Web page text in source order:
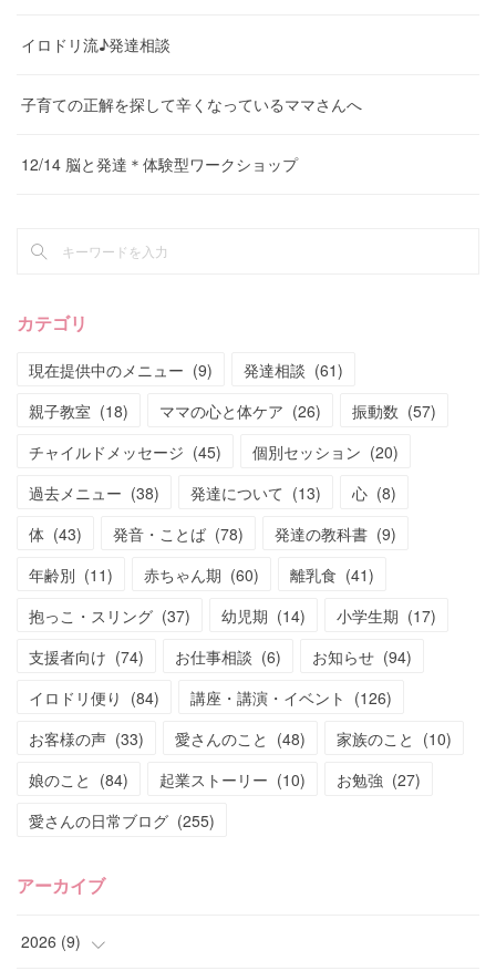
イロドリ流♪発達相談
子育ての正解を探して辛くなっているママさんへ
12/14 脳と発達＊体験型ワークショップ
カテゴリ
現在提供中のメニュー (9) 発達相談 (61)
親子教室 (18) ママの心と体ケア (26) 振動数 (57)
チャイルドメッセージ (45) 個別セッション (20)
過去メニュー (38) 発達について (13) 心 (8)
体 (43) 発音・ことば (78) 発達の教科書 (9)
年齢別 (11) 赤ちゃん期 (60) 離乳食 (41)
抱っこ・スリング (37) 幼児期 (14) 小学生期 (17)
支援者向け (74) お仕事相談 (6) お知らせ (94)
イロドリ便り (84) 講座・講演・イベント (126)
お客様の声 (33) 愛さんのこと (48) 家族のこと (10)
娘のこと (84) 起業ストーリー (10) お勉強 (27)
愛さんの日常ブログ (255)
アーカイブ
2026 (9)